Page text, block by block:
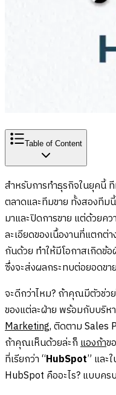
Table of Content
สำหรับการทำธุรกิจในยุคนี้
ตลาดและทีมขาย ทั้งสองทีม
มาและปิดการขาย แต่ด้วยค
ละเอียดของเนื้องานที่แตกต่
กันด้วย ทำให้มีโอกาสเกิดข้
ซึ่งจะส่งผลกระทบต่อยอดขา
จะดีกว่าไหม? ถ้าคุณมีตัวช่ว
ของแต่ละฝ่าย พร้อมกับบริ
Marketing, ติดตาม Sales
ถ้าคุณเห็นด้วยล่ะก็แองก้าข
ที่เรียกว่า “HubSpot” และ
HubSpot คืออะไร? แบบคร